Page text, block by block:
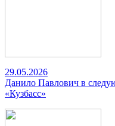
29.05.2026
Данило Павлович в
«Кузбасс»